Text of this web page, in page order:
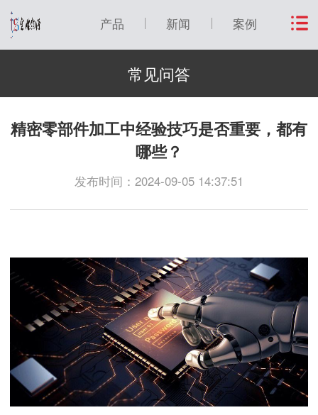
产品 新闻 案例
常见问答
精密零部件加工中经验技巧是否重要，都有
哪些？
发布时间：2024-09-05 14:37:51